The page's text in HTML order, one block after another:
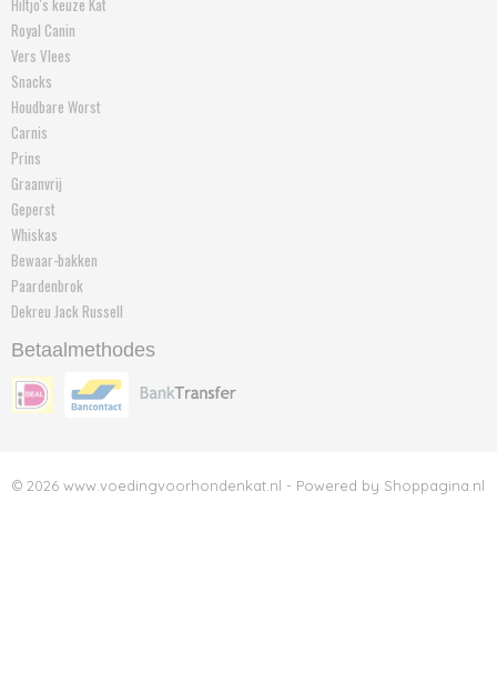
Hiltjo's keuze Kat
Royal Canin
Vers Vlees
Snacks
Houdbare Worst
Carnis
Prins
Graanvrij
Geperst
Whiskas
Bewaar-bakken
Paardenbrok
Dekreu Jack Russell
Betaalmethodes
© 2026 www.voedingvoorhondenkat.nl - Powered by Shoppagina.nl